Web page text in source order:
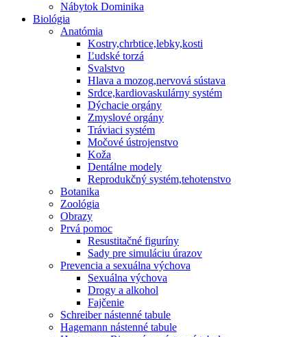
Nábytok Dominika
Biológia
Anatómia
Kostry,chrbtice,lebky,kosti
Ľudské torzá
Svalstvo
Hlava a mozog,nervová sústava
Srdce,kardiovaskulárny systém
Dýchacie orgány
Zmyslové orgány
Tráviaci systém
Močové ústrojenstvo
Koža
Dentálne modely
Reprodukčný systém,tehotenstvo
Botanika
Zoológia
Obrazy
Prvá pomoc
Resustitačné figuríny
Sady pre simuláciu úrazov
Prevencia a sexuálna výchova
Sexuálna výchova
Drogy a alkohol
Fajčenie
Schreiber nástenné tabule
Hagemann nástenné tabule